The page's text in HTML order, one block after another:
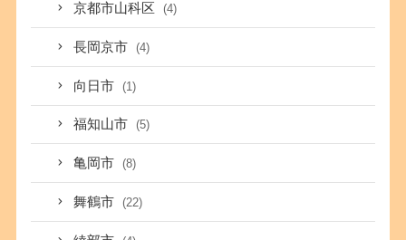
京都市山科区 (4)
長岡京市 (4)
向日市 (1)
福知山市 (5)
亀岡市 (8)
舞鶴市 (22)